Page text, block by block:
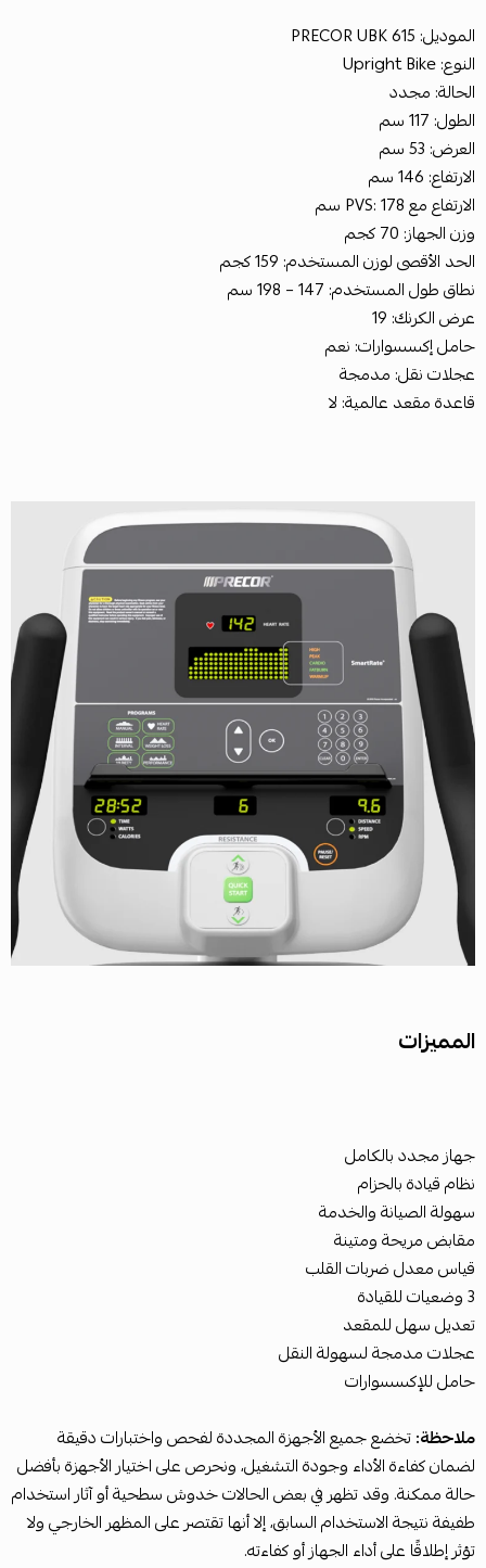
الموديل: PRECOR UBK 615
النوع: Upright Bike
الحالة: مجدد
الطول: 117 سم
العرض: 53 سم
الارتفاع: 146 سم
الارتفاع مع PVS: 178 سم
وزن الجهاز: 70 كجم
الحد الأقصى لوزن المستخدم: 159 كجم
نطاق طول المستخدم: 147 – 198 سم
عرض الكرنك: 19
حامل إكسسوارات: نعم
عجلات نقل: مدمجة
قاعدة مقعد عالمية: لا
المميزات
جهاز مجدد بالكامل
نظام قيادة بالحزام
سهولة الصيانة والخدمة
مقابض مريحة ومتينة
قياس معدل ضربات القلب
3 وضعيات للقيادة
تعديل سهل للمقعد
عجلات مدمجة لسهولة النقل
حامل للإكسسوارات
ملاحظة:تخضع جميع الأجهزة المجددة لفحص واختبارات دقيقة
لضمان كفاءة الأداء وجودة التشغيل، ونحرص على اختيار الأجهزة بأفضل
حالة ممكنة. وقد تظهر في بعض الحالات خدوش سطحية أو آثار استخدام
طفيفة نتيجة الاستخدام السابق، إلا أنها تقتصر على المظهر الخارجي ولا
تؤثر إطلاقًا على أداء الجهاز أو كفاءته.